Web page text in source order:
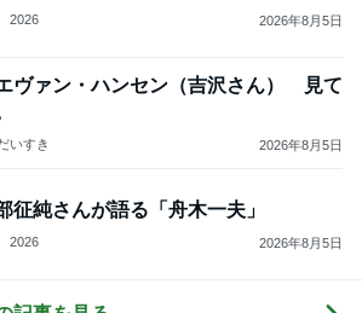
2026 2026年8月5日
ヴァン・ハンセン（吉沢さん） 見て
いすき 2026年8月5日
純さんが語る「舟木一夫」
2026 2026年8月5日